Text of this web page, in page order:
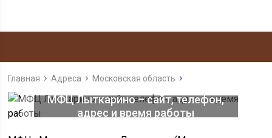
Главная Адреса Московская область
МФЦ Лыткарино – сайт, телефон,
адрес и время работы